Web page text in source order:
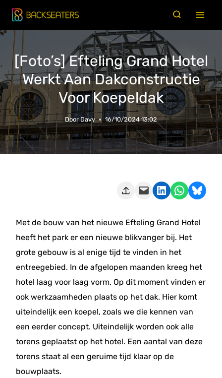
Doorgaan
naar
inhoud
[Foto’s] Efteling Grand Hotel
Werkt Aan Dakconstructie
Voor Koepeldak
Door Davy 16/10/2024 13:02
Deze pagina e-mailen Delen op LinkedIn Delen via WhatsApp Share on Bluesky
Met de bouw van het nieuwe Efteling Grand Hotel
heeft het park er een nieuwe blikvanger bij. Het
grote gebouw is al enige tijd te vinden in het
entreegebied. In de afgelopen maanden kreeg het
hotel laag voor laag vorm. Op dit moment vinden er
ook werkzaamheden plaats op het dak. Hier komt
uiteindelijk een koepel, zoals we die kennen van
een eerder concept. Uiteindelijk worden ook alle
torens geplaatst op het hotel. Een aantal van deze
torens staat al een geruime tijd klaar op de
bouwplaats.